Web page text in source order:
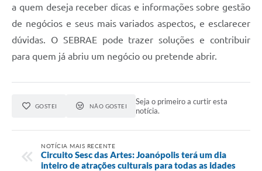
a quem deseja receber dicas e informações sobre gestão
de negócios e seus mais variados aspectos, e esclarecer
dúvidas. O SEBRAE pode trazer soluções e contribuir
para quem já abriu um negócio ou pretende abrir.
GOSTEI NÃO GOSTEI
Seja o primeiro a curtir esta
notícia.
NOTÍCIA MAIS RECENTE
Circuito Sesc das Artes: Joanópolis terá um dia
inteiro de atrações culturais para todas as idades